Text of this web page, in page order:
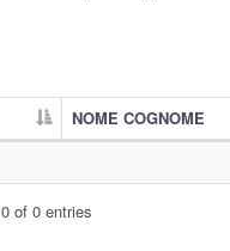
NOME COGNOME
of 0 entries